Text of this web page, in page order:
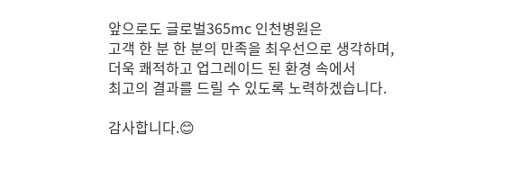
앞으로도 글로벌365mc 인천병원은
고객 한 분 한 분의 만족을 최우선으로 생각하며,
더욱 쾌적하고 업그레이드 된 환경 속에서
최고의 결과를 드릴 수 있도록 노력하겠습니다.
감사합니다.😊